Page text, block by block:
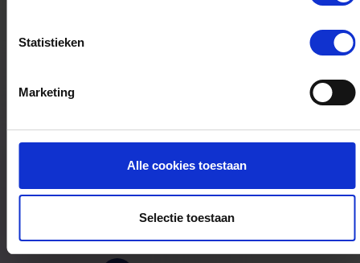
Statistieken
Marketing
Alle cookies toestaan
Selectie toestaan
Hubo Streefkerk
2959AG
Hubo Noordhorn
9804TJ Noordhorn